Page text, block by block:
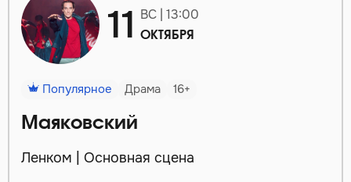
11 ВС | 13:00
ОКТЯБРЯ
Популярное Драма 16+
Маяковский
Ленком | Основная сцена